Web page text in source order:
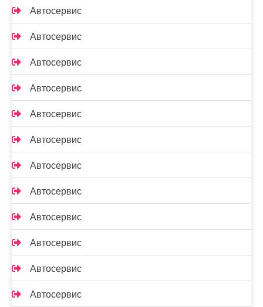
Автосервис
Автосервис
Автосервис
Автосервис
Автосервис
Автосервис
Автосервис
Автосервис
Автосервис
Автосервис
Автосервис
Автосервис